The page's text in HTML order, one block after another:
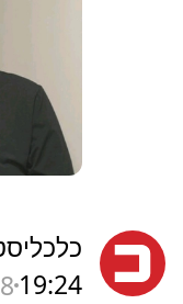
19:24 8 שעות